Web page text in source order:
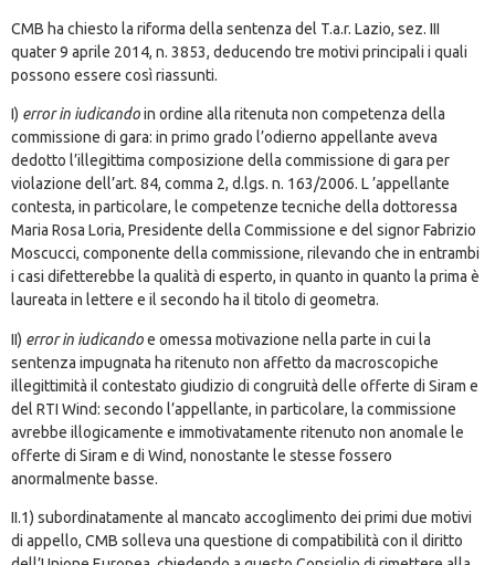
CMB ha chiesto la riforma della sentenza del T.a.r. Lazio, sez. III
quater 9 aprile 2014, n. 3853, deducendo tre motivi principali i quali
possono essere così riassunti.
I) error in iudicandoin ordine alla ritenuta non competenza della
commissione di gara: in primo grado l’odierno appellante aveva
dedotto l’illegittima composizione della commissione di gara per
violazione dell’art. 84, comma 2, d.lgs. n. 163/2006. L ’appellante
contesta, in particolare, le competenze tecniche della dottoressa
Maria Rosa Loria, Presidente della Commissione e del signor Fabrizio
Moscucci, componente della commissione, rilevando che in entrambi
i casi difetterebbe la qualità di esperto, in quanto in quanto la prima è
laureata in lettere e il secondo ha il titolo di geometra.
II) error in iudicandoe omessa motivazione nella parte in cui la
sentenza impugnata ha ritenuto non affetto da macroscopiche
illegittimità il contestato giudizio di congruità delle offerte di Siram e
del RTI Wind: secondo l’appellante, in particolare, la commissione
avrebbe illogicamente e immotivatamente ritenuto non anomale le
offerte di Siram e di Wind, nonostante le stesse fossero
anormalmente basse.
II.1) subordinatamente al mancato accoglimento dei primi due motivi
di appello, CMB solleva una questione di compatibilità con il diritto